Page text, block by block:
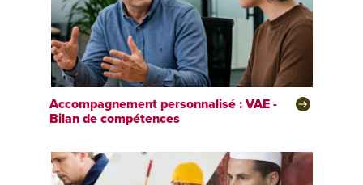
Accompagnement personnalisé : VAE -
Bilan de compétences